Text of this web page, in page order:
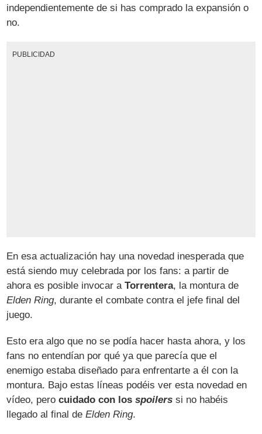
independientemente de si has comprado la expansión o
no.
PUBLICIDAD
En esa actualización hay una novedad inesperada que
está siendo muy celebrada por los fans: a partir de
ahora es posible invocar aTorrentera, la montura de
Elden Ring, durante el combate contra el jefe final del
juego.
Esto era algo que no se podía hacer hasta ahora, y los
fans no entendían por qué ya que parecía que el
enemigo estaba diseñado para enfrentarte a él con la
montura. Bajo estas líneas podéis ver esta novedad en
vídeo, perocuidado con losspoilers si no habéis
llegado al final deElden Ring.